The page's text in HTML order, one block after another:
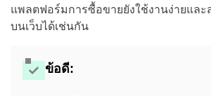
แพลตฟอร์มการซื้อขายยังใช้งานง่ายและ
บนเว็บได้เช่นกัน
ข้อดี: